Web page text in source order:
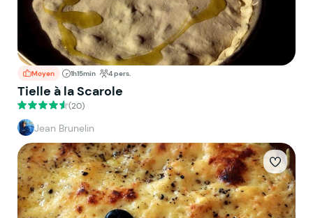
Moyen 1h15min 4 pers.
Tielle à la Scarole
(20)
Jean Brunelin